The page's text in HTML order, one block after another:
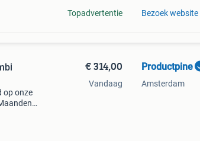
Topadvertentie Bezoek website
op onze
€ 314,00
Vandaag
Productpine
Amsterdam